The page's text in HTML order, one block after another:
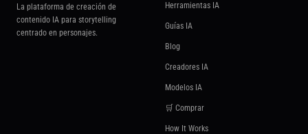
La plataforma de creación de
contenido IA para storytelling
centrado en personajes.
Herramientas IA
Guías IA
Blog
Creadores IA
Modelos IA
🛒 Comprar
How It Works